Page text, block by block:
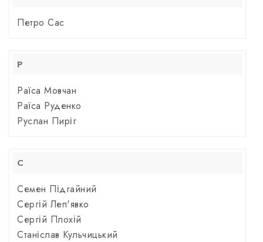
Петро Сас
Р
Раїса Мовчан
Раїса Руденко
Руслан Пиріг
С
Семен Підгайний
Сергій Леп'явко
Сергій Плохій
Станіслав Кульчицький